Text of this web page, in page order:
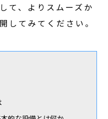
て、よりスムーズか
してみてください。